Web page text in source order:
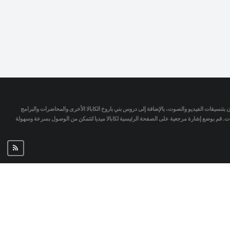
بتنسيقات الفيديو والصوت، بالإضافة إلى دروس بني باروخ الكابالا الأخرى والمحاضرات والبرامج
قم بوضع إشارة مرجعية على الصفحة الرئيسية لكابالا ميديا لتتمكن من الوصول بسرعة وسهولة